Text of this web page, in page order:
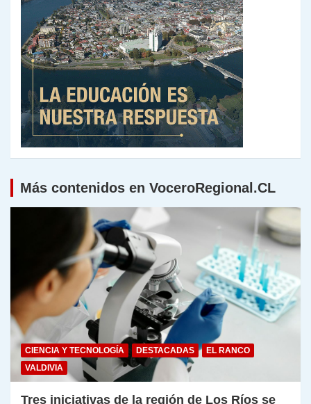
Más contenidos en VoceroRegional.CL
CIENCIA Y TECNOLOGÍA DESTACADAS
EL RANCO
VALDIVIA
Tres iniciativas de la región de Los Ríos se